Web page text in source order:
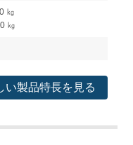
㎏
㎏
い製品特長を見る